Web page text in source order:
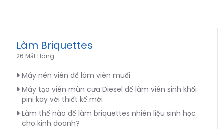
Làm Briquettes
26 Mặt Hàng
Máy nén viên để làm viên muối
Máy tạo viên mùn cưa Diesel để làm viên sinh khối
pini kay với thiết kế mới
Làm thế nào để làm briquettes nhiên liệu sinh học
cho kinh doanh?